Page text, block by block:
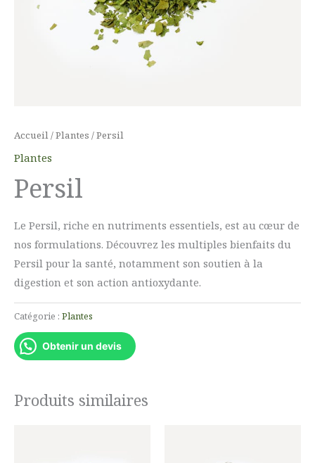
Accueil/Plantes / Persil
Plantes
Persil
Le Persil, riche en nutriments essentiels, est au cœur de
nos formulations. Découvrez les multiples bienfaits du
Persil pour la santé, notamment son soutien à la
digestion et son action antioxydante.
Catégorie : Plantes
Obtenir un devis
Produits similaires